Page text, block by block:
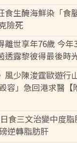
食生醃海鮮染「食
險死
離世享年76歲 今年
透露黎彼得最後時
風少陳浚霆歐遊行
容」急回港求醫【
食三文治變中度
逆轉脂肪肝